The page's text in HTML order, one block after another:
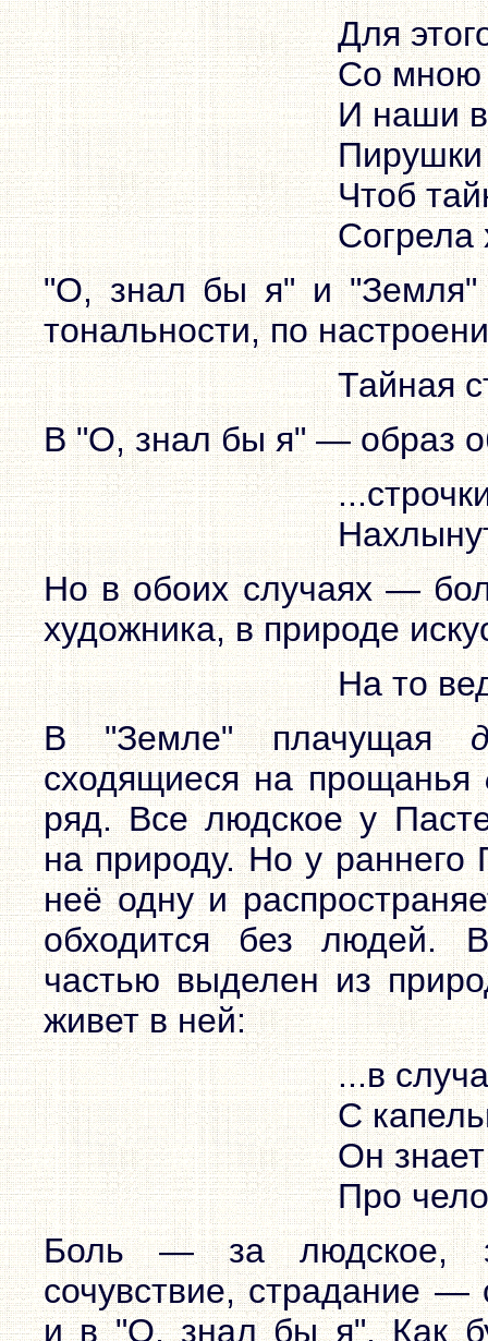
Для
Со мною
И наши
Чтоб
Согрела
"О, знал бы я" и "Земля"
тональности, по
Тайная
В "О, знал бы я" — образ
Но в обоих случаях —
художника, в природе
На то
В "Земле" плачущая
сходящиеся на прощанья
ряд. Все людское у
на природу. Но у раннего
неё одну и
обходится без людей.
частью выделен из
живет в ней:
...в
С
Он
Про
Боль — за людское,
сочувствие, страдание
и в "О, знал бы я". Как